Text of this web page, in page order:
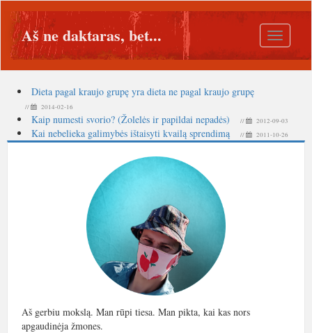
Toggle
Aš ne daktaras, bet...
Dieta pagal kraujo grupę yra dieta ne pagal kraujo grupę
// 2014-02-16
Kaip numesti svorio? (Žolelės ir papildai nepadės) // 2012-09-03
Kai nebelieka galimybės ištaisyti kvailą sprendimą // 2011-10-26
Aš gerbiu mokslą. Man rūpi tiesa. Man pikta, kai kas nors
apgaudinėja žmones.